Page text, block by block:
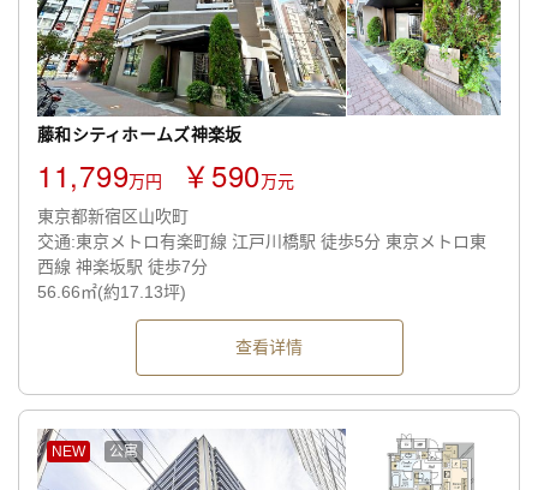
藤和シティホームズ神楽坂
11,799万円 ￥590万元
東京都新宿区山吹町
交通:東京メトロ有楽町線 江戸川橋駅 徒歩5分 東京メトロ東
西線 神楽坂駅 徒歩7分
56.66㎡(約17.13坪)
查看详情
NEW 公寓